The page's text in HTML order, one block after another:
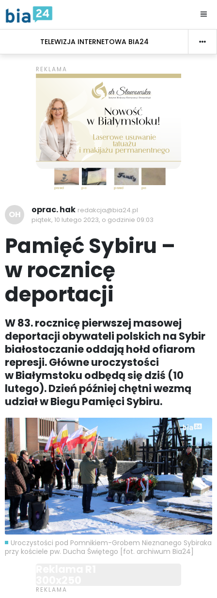
TELEWIZJA INTERNETOWA BIA24
OH oprac. hak redakcja@bia24.pl
piątek, 10 lutego 2023, o godzinie 09:03
Pamięć Sybiru –
w rocznicę
deportacji
W 83. rocznicę pierwszej masowej
deportacji obywateli polskich na Sybir
białostoczanie oddają hołd ofiarom
represji. Główne uroczystości
w Białymstoku odbędą się dziś (10
lutego). Dzień później chętni wezmą
udział w Biegu Pamięci Sybiru.
Uroczystości pod Pomnikiem-Grobem Nieznanego Sybiraka
przy kościele pw. Ducha Świętego [fot. archiwum Bia24]